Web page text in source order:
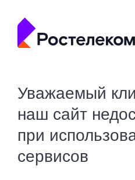
Уважаемый
наш сайт
при
сервисов